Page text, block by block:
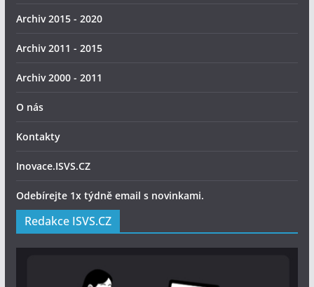
Archiv 2015 - 2020
Archiv 2011 - 2015
Archiv 2000 - 2011
O nás
Kontakty
Inovace.ISVS.CZ
Odebírejte 1x týdně email s novinkami.
Redakce ISVS.CZ